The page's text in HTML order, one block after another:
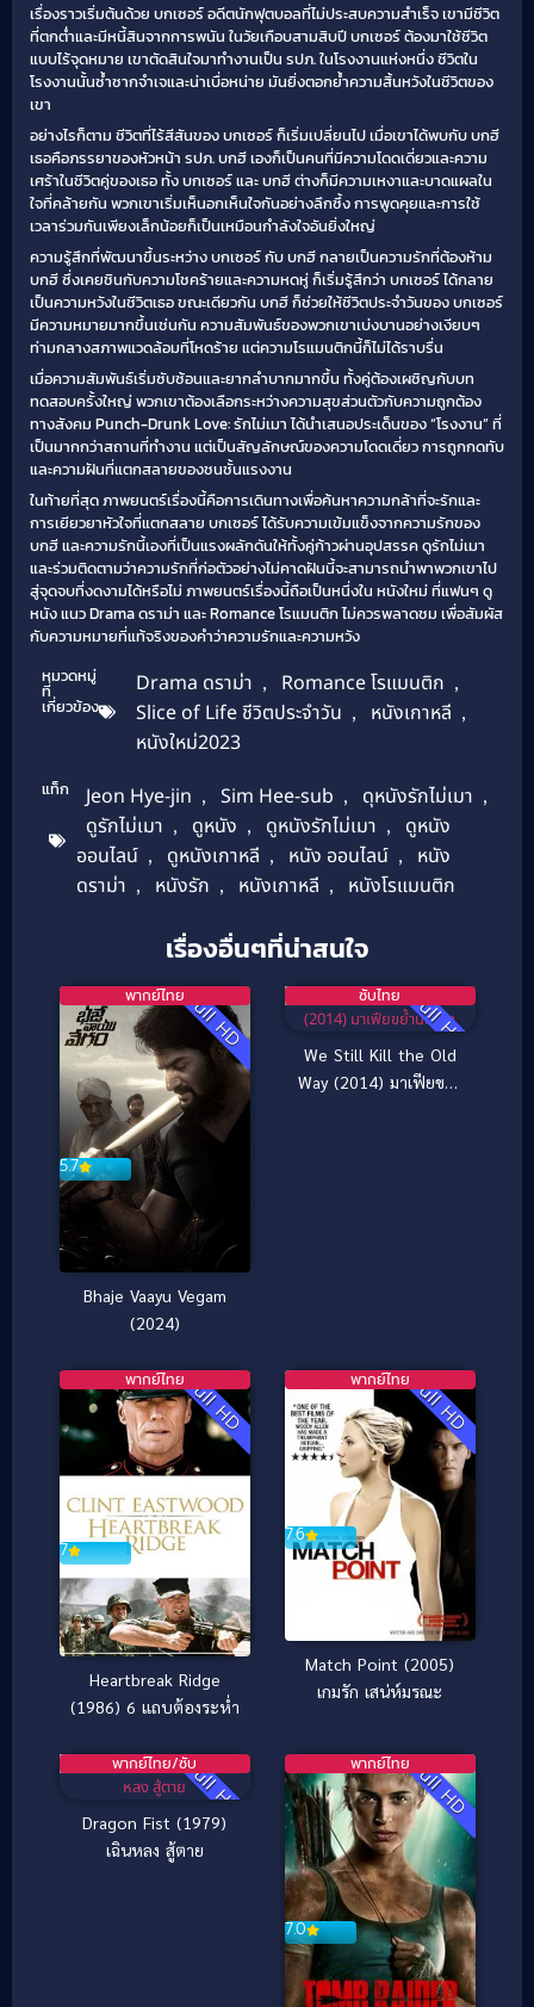
เรื่องราวเริ่มต้นด้วย บกเซอร์ อดีตนักฟุตบอลที่ไม่ประสบความสำเร็จ เขามีชีวิต
ที่ตกต่ำและมีหนี้สินจากการพนัน ในวัยเกือบสามสิบปี บกเซอร์ ต้องมาใช้ชีวิต
แบบไร้จุดหมาย เขาตัดสินใจมาทำงานเป็น รปภ. ในโรงงานแห่งหนึ่ง ชีวิตใน
โรงงานนั้นซ้ำซากจำเจและน่าเบื่อหน่าย มันยิ่งตอกย้ำความสิ้นหวังในชีวิตของ
เขา
อย่างไรก็ตาม ชีวิตที่ไร้สีสันของ บกเซอร์ ก็เริ่มเปลี่ยนไป เมื่อเขาได้พบกับ บกฮี
เธอคือภรรยาของหัวหน้า รปภ. บกฮี เองก็เป็นคนที่มีความโดดเดี่ยวและความ
เศร้าในชีวิตคู่ของเธอ ทั้ง บกเซอร์ และ บกฮี ต่างก็มีความเหงาและบาดแผลใน
ใจที่คล้ายกัน พวกเขาเริ่มเห็นอกเห็นใจกันอย่างลึกซึ้ง การพูดคุยและการใช้
เวลาร่วมกันเพียงเล็กน้อยก็เป็นเหมือนกำลังใจอันยิ่งใหญ่
ความรู้สึกที่พัฒนาขึ้นระหว่าง บกเซอร์ กับ บกฮี กลายเป็นความรักที่ต้องห้าม
บกฮี ซึ่งเคยชินกับความโชคร้ายและความหดหู่ ก็เริ่มรู้สึกว่า บกเซอร์ ได้กลาย
เป็นความหวังในชีวิตเธอ ขณะเดียวกัน บกฮี ก็ช่วยให้ชีวิตประจำวันของ บกเซอร์
มีความหมายมากขึ้นเช่นกัน ความสัมพันธ์ของพวกเขาเบ่งบานอย่างเงียบๆ
ท่ามกลางสภาพแวดล้อมที่โหดร้าย แต่ความโรแมนติกนี้ก็ไม่ได้ราบรื่น
เมื่อความสัมพันธ์เริ่มซับซ้อนและยากลำบากมากขึ้น ทั้งคู่ต้องเผชิญกับบท
ทดสอบครั้งใหญ่ พวกเขาต้องเลือกระหว่างความสุขส่วนตัวกับความถูกต้อง
ทางสังคม Punch-Drunk Love: รักไม่เมา ได้นำเสนอประเด็นของ “โรงงาน” ที่
เป็นมากกว่าสถานที่ทำงาน แต่เป็นสัญลักษณ์ของความโดดเดี่ยว การถูกกดทับ
และความฝันที่แตกสลายของชนชั้นแรงงาน
ในท้ายที่สุด ภาพยนตร์เรื่องนี้คือการเดินทางเพื่อค้นหาความกล้าที่จะรักและ
การเยียวยาหัวใจที่แตกสลาย บกเซอร์ ได้รับความเข้มแข็งจากความรักของ
บกฮี และความรักนี้เองที่เป็นแรงผลักดันให้ทั้งคู่ก้าวผ่านอุปสรรค ดูรักไม่เมา
และร่วมติดตามว่าความรักที่ก่อตัวอย่างไม่คาดฝันนี้จะสามารถนำพาพวกเขาไป
สู่จุดจบที่งดงามได้หรือไม่ ภาพยนตร์เรื่องนี้ถือเป็นหนึ่งใน หนังใหม่ ที่แฟนๆ ดู
หนัง แนว Drama ดราม่า และ Romance โรแมนติก ไม่ควรพลาดชม เพื่อสัมผัส
กับความหมายที่แท้จริงของคำว่าความรักและความหวัง
หมวดหมู่
ที่
เกี่ยวข้อง
Drama ดราม่า , Romance โรแมนติก ,
Slice of Life ชีวิตประจำวัน , หนังเกาหลี ,
หนังใหม่2023
แท็ก Jeon Hye-jin , Sim Hee-sub , ดุหนังรักไม่เมา ,
ดูรักไม่เมา , ดูหนัง , ดูหนังรักไม่เมา ,
ดูหนัง
ออนไลน์ , ดูหนังเกาหลี , หนัง ออนไลน์ ,
หนัง
ดราม่า , หนังรัก , หนังเกาหลี , หนังโรแมนติก
เรื่องอื่นๆที่น่าสนใจ
Full HD
5.7
พากย์ไทย
Bhaje Vaayu Vegam
(2024)
Full HD
ซับไทย
We Still Kill the Old
Way (2014) มาเฟียขย้ำ
Full HD
7
พากย์ไทย
Heartbreak Ridge
(1986) 6 แถบต้องระห่ำ
Full HD
7.6
พากย์ไทย
Match Point (2005)
เกมรัก เสน่ห์มรณะ
Full HD
พากย์ไทย/ซับ
Dragon Fist (1979)
เฉินหลง สู้ตาย
Full HD
7.0
พากย์ไทย